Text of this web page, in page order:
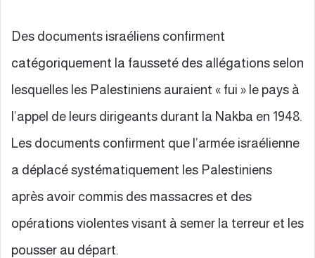
Des documents israéliens confirment
catégoriquement la fausseté des allégations selon
lesquelles les Palestiniens auraient « fui » le pays à
l’appel de leurs dirigeants durant la Nakba en 1948.
Les documents confirment que l’armée israélienne
a déplacé systématiquement les Palestiniens
après avoir commis des massacres et des
opérations violentes visant à semer la terreur et les
pousser au départ.